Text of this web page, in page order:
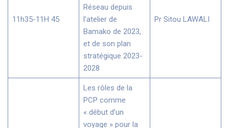
11h35-11H 45
Réseau depuis
l’atelier de
Bamako de 2023,
et de son plan
stratégique 2023-
2028
Pr Sitou LAWALI
Les rôles de la
PCP comme
« début d’un
voyage » pour la